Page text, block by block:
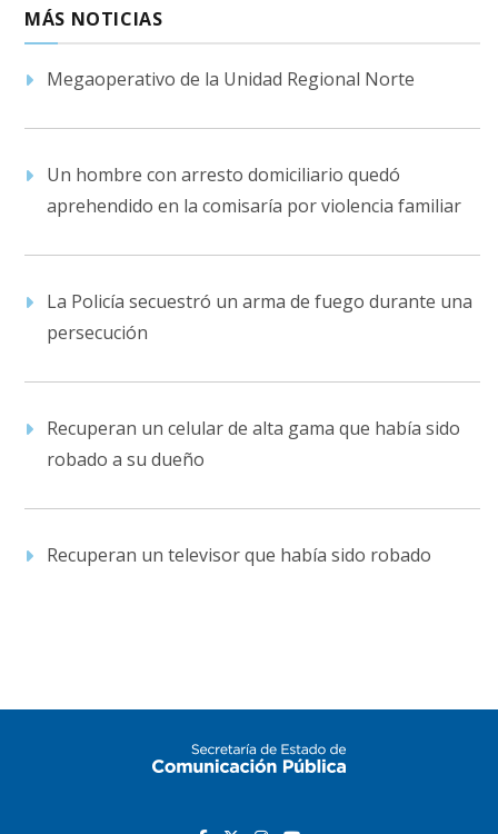
MÁS NOTICIAS
Megaoperativo de la Unidad Regional Norte
Un hombre con arresto domiciliario quedó
aprehendido en la comisaría por violencia familiar
La Policía secuestró un arma de fuego durante una
persecución
Recuperan un celular de alta gama que había sido
robado a su dueño
Recuperan un televisor que había sido robado